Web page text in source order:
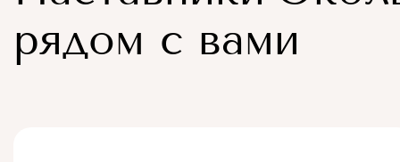
рядом с вами